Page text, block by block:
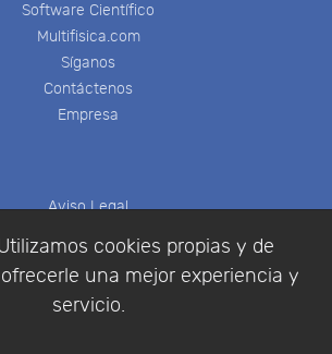
cookies propias y de
una mejor experiencia y
servicio.
Software Científico
Multifisica.com
Síganos
Contáctenos
Empresa
Aviso Legal
Política de Privacidad
Condiciones de compra
Identificarse